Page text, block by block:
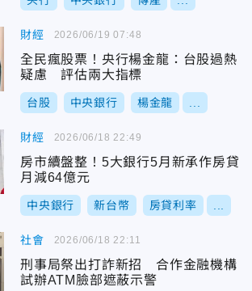
財經
全民瘋股票！央行楊金龍：台股過熱
疑慮 評估兩大指標
台股 中央銀行 楊金龍
2026/06/19 07:48
財經
房市續盤整！5大銀行5月新承作房貸
月減64億元
中央銀行 新台幣 房貸利率
2026/06/18 22:49
社會
刑事局祭出打詐新招 合作金融機構
試辦ATM臉部遮蔽示警
2026/06/18 22:11